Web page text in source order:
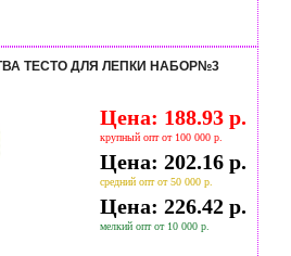
ТЕСТО ДЛЯ ЛЕПКИ НАБОР№3
Цена: 188.93 р.
крупный опт от 100 000 р.
Цена: 202.16 р.
средний опт от 50 000 р.
Цена: 226.42 р.
мелкий опт от 10 000 р.